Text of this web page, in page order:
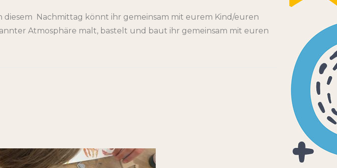
diesem Nachmittag könnt ihr gemeinsam mit eurem Kind/euren
Atmosphäre malt, bastelt und baut ihr gemeinsam mit euren